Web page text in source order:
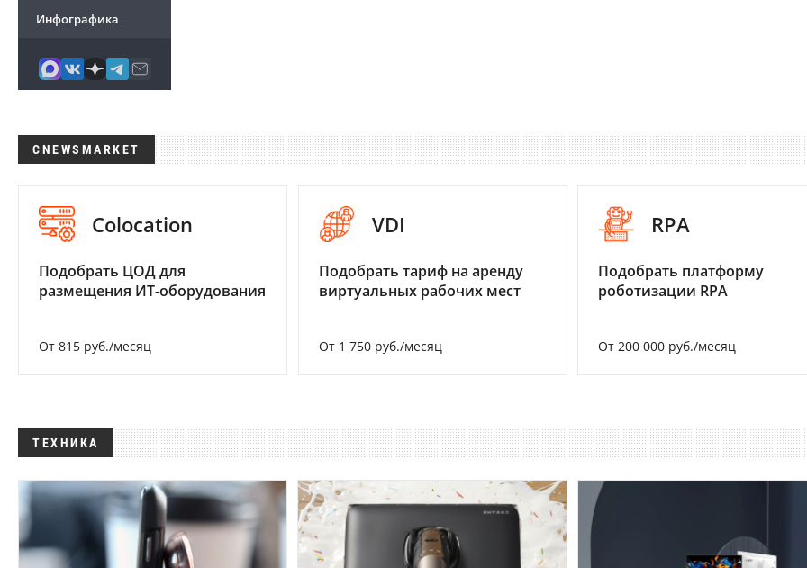
Инфографика
CNEWSMARKET
Colocation
Подобрать ЦОД для
размещения ИТ-оборудования
От 815 руб./месяц
VDI
Подобрать тариф на аренду
виртуальных рабочих мест
От 1 750 руб./месяц
RPA
Подобрать платформу
роботизации RPA
От 200 000 руб./месяц
ТЕХНИКА